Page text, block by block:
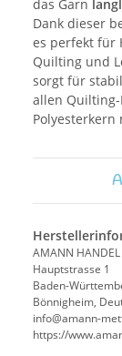
das Garn
Dank dieser
es perfekt für
Quilting und
sorgt für
allen
AMANN
Hauptstrasse 1
Baden-
Bönnigheim,
info@amann-
https://